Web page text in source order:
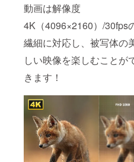
動画は解像度
4K（4096×2160）/30fps
繊細に対応し、被写体の
しい映像を楽しむことが
きます！